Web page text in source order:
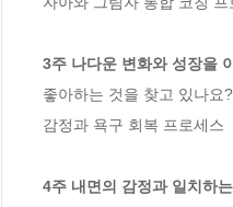
3주 나다운 변화와 성장을
좋아하는 것을 찾고 있나요
감정과 욕구 회복 프로세스
4주 내면의 감정과 일치하